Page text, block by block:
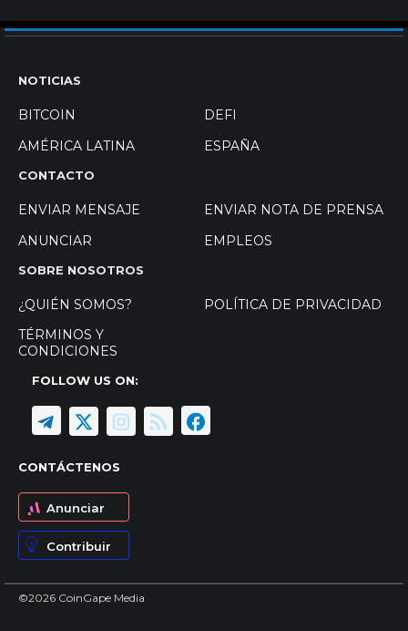
NOTICIAS
BITCOIN
DEFI
AMÉRICA LATINA
ESPAÑA
CONTACTO
ENVIAR MENSAJE
ENVIAR NOTA DE PRENSA
ANUNCIAR
EMPLEOS
SOBRE NOSOTROS
¿QUIÉN SOMOS?
POLÍTICA DE PRIVACIDAD
TÉRMINOS Y
CONDICIONES
FOLLOW US ON:
CONTÁCTENOS
Anunciar
Contribuir
©2026 CoinGape Media